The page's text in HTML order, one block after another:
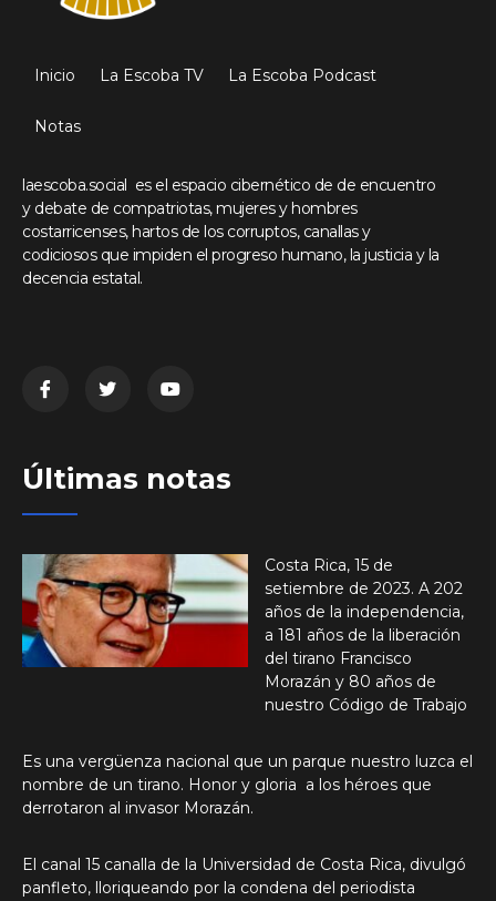
Inicio La Escoba TV La Escoba Podcast
Notas
laescoba.social es el espacio cibernético de de encuentro
y debate de compatriotas, mujeres y hombres
costarricenses, hartos de los corruptos, canallas y
codiciosos que impiden el progreso humano, la justicia y la
decencia estatal.
Últimas notas
Costa Rica, 15 de
setiembre de 2023. A 202
años de la independencia,
a 181 años de la liberación
del tirano Francisco
Morazán y 80 años de
nuestro Código de Trabajo
Es una vergüenza nacional que un parque nuestro luzca el
nombre de un tirano. Honor y gloria a los héroes que
derrotaron al invasor Morazán.
El canal 15 canalla de la Universidad de Costa Rica, divulgó
panfleto, lloriqueando por la condena del periodista